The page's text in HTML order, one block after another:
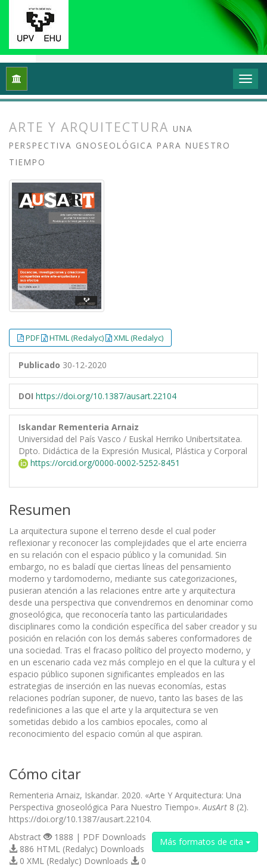
Inicio Vol. 8 Núm. 2 (2020): Docencias,
ARTE Y ARQUITECTURA UNA
PERSPECTIVA GNOSEOLÓGICA PARA NUESTRO
TIEMPO
PDF HTML (Redalyc) XML (Redalyc)
Publicado 30-12-2020
DOI https://doi.org/10.1387/ausart.22104
Iskandar Rementeria Arnaiz
Universidad del País Vasco / Euskal Herriko Unibertsitatea.
Dpto. Didáctica de la Expresión Musical, Plástica y Corporal
https://orcid.org/0000-0002-5252-8451
Resumen
La arquitectura supone el terreno desde el cual poder
reflexionar y reconocer las complejidades que el arte encierra
en su relación con el espacio público y la comunidad. Sin
embargo, no es baladí que ciertas líneas del pensamiento
moderno y tardomoderno, mediante sus categorizaciones,
pusieran atención a las relaciones entre arte y arquitectura
desde una perspectiva que convendremos en denominar como
gnoseológica, que reconocería tanto las particularidades
disciplinares como la condición específica del saber creador y su
posición en relación con los demás saberes conformadores de
una sociedad. Tras el fracaso político del proyecto moderno, y
en un escenario cada vez más complejo en el que la cultura y el
espacio público suponen significantes empleados en las
estrategias de inserción en las nuevas economías, estas
relaciones podrían suponer, de nuevo, tanto las bases de las
redefiniciones a las que el arte y la arquitectura se ven
sometidas debido a los cambios epocales, como al
reconocimiento del espacio común al que aspiran.
Cómo citar
Rementeria Arnaiz, Iskandar. 2020. «Arte Y Arquitectura: Una
Perspectiva gnoseológica Para Nuestro Tiempo». AusArt 8 (2).
https://doi.org/10.1387/ausart.22104.
Más formatos de cita
Abstract
1888 | PDF Downloads
886 HTML (Redalyc) Downloads
0 XML (Redalyc) Downloads
0